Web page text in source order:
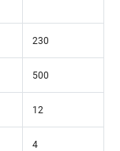
230
500
12
4